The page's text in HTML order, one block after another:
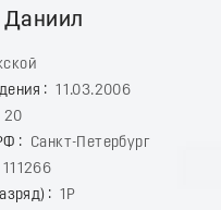
11.03.2006
20
Санкт-Петербург
111266
1Р